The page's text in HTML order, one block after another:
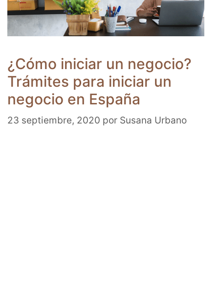
¿Cómo iniciar un negocio?
Trámites para iniciar un
negocio en España
23 septiembre, 2020 por Susana Urbano